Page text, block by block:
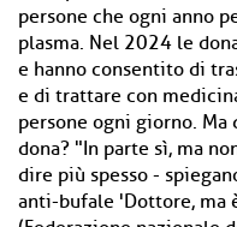
persone che ogni anno
plasma. Nel 2024 le
e hanno consentito di
e di trattare con
persone ogni giorno. Ma
dona? "In parte sì, ma
dire più spesso -
anti-bufale 'Dottore, ma